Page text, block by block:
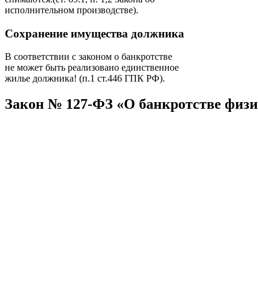
исполнительном производстве).
Сохранение имущества должника
В соответствии с законом о банкротстве
не может быть реализовано единственное
жилье должника! (п.1 ст.446 ГПК РФ).
Закон № 127-ФЗ «О банкротстве